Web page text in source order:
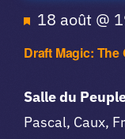
Draft Magic:
Mis
en
18 août @
Salle du
Pascal, Caux,